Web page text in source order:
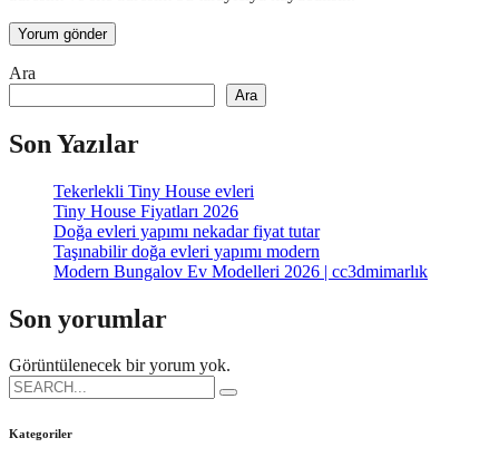
Ara
Ara
Son Yazılar
Tekerlekli Tiny House evleri
Tiny House Fiyatları 2026
Doğa evleri yapımı nekadar fiyat tutar
Taşınabilir doğa evleri yapımı modern
Modern Bungalov Ev Modelleri 2026 | cc3dmimarlık
Son yorumlar
Görüntülenecek bir yorum yok.
Search
for:
Kategoriler